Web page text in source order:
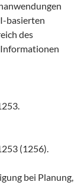
basierten
des
(1256).
bei Planung,